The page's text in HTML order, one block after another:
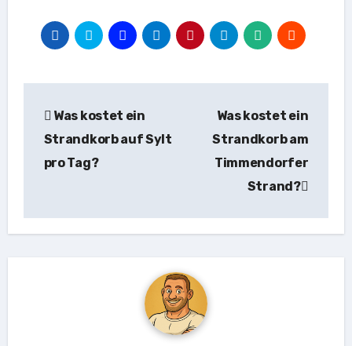
Was kostet ein
Strandkorb auf Sylt
pro Tag?
Was kostet ein
Strandkorb am
Timmendorfer
Strand?